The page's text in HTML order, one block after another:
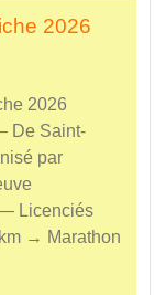
2026
2026
De Saint-
par
Licenciés
→ Marathon